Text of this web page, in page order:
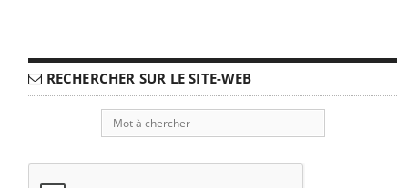
RECHERCHER SUR LE SITE-WEB